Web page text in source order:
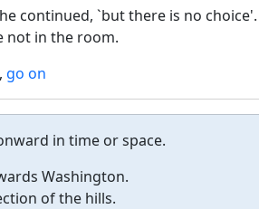
continued, `but there is no choice'.
not in the room.
, go on
in time or space.
Washington.
of the hills.